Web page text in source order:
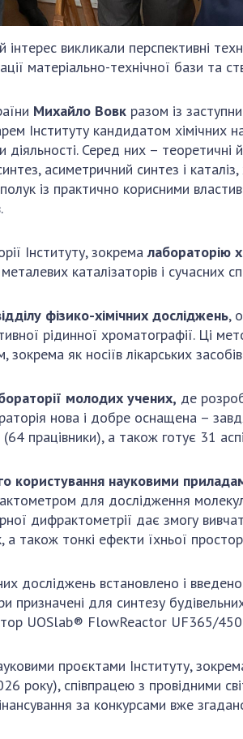
викликали перспективні
матеріально-технічної бази та
Михайло Вовк разом із
Інституту кандидатом хімічних
Серед них –
асиметричний синтез і
із практично корисними
Інституту, зокремалабораторію
каталізаторів і сучасних
фізико-хімічних досліджень,
рідинної хроматографії. Ці
як носіїв лікарських
молодих учених, де
нова і добре оснащена –
працівники), а також готує 31
користування науковими
для дослідження
дифрактометрії дає змогу
також тонкі ефекти їхньої
досліджень встановлено і
для синтезу
UOSlab® FlowReactor UF365/
проєктами Інституту,
року), співпрацею з провідними
за конкурсами вже